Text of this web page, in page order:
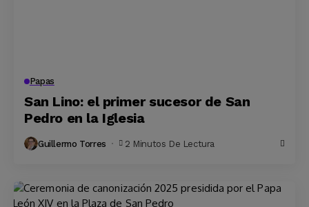
Papas
San Lino: el primer sucesor de San
Pedro en la Iglesia
Guillermo Torres 2 Minutos De Lectura